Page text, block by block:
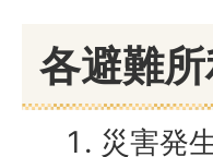
各避難
災害発